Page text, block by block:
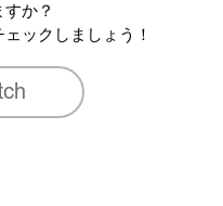
か？
ックしましょう！